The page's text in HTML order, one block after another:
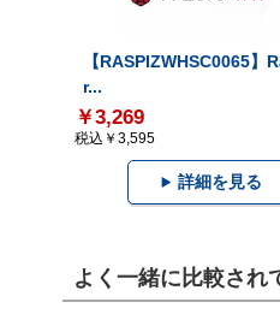
【RASPIZWHSC0065】
r...
￥3,269
税込￥3,595
詳細を見る
よく一緒に比較され